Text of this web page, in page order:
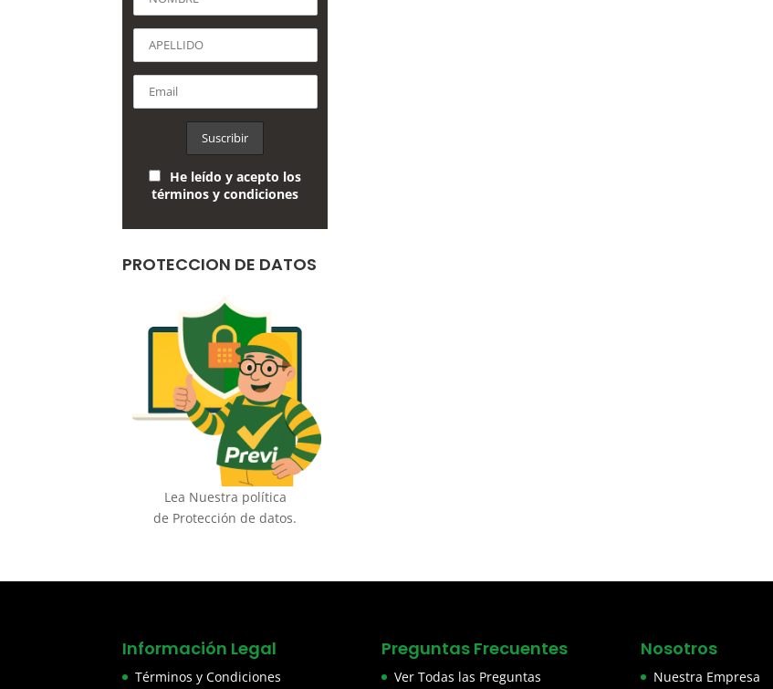
He leído y acepto los
términos y condiciones
PROTECCION DE DATOS
Lea Nuestra política
de Protección de datos.
Información Legal
Términos y Condiciones
Preguntas Frecuentes
Ver Todas las Preguntas
Nosotros
Nuestra Empresa